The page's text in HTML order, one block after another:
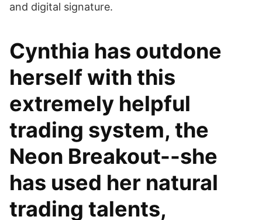
and digital signature.
Cynthia has outdone
herself with this
extremely helpful
trading system, the
Neon Breakout--she
has used her natural
trading talents,